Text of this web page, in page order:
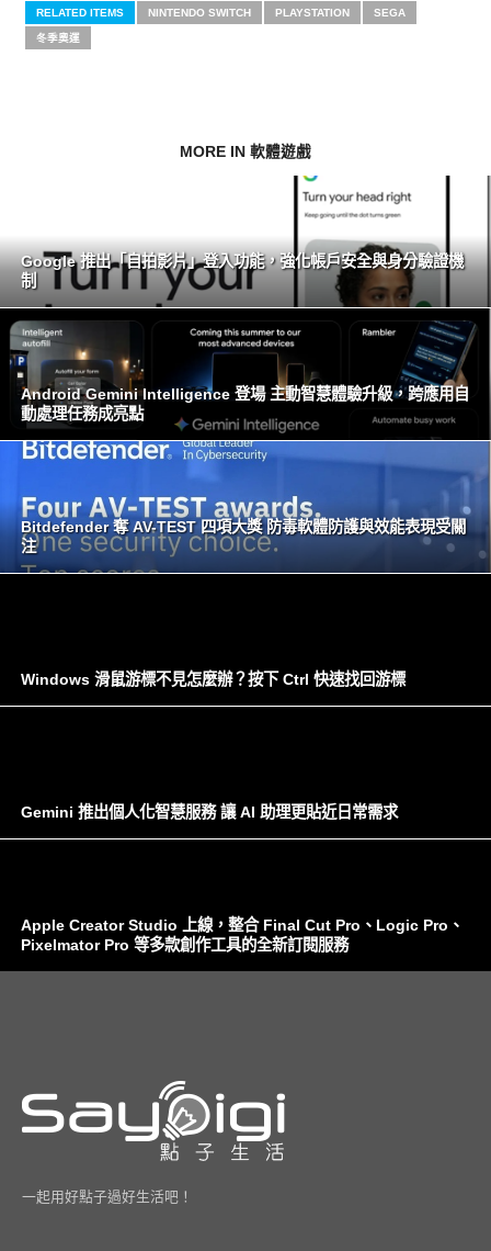
RELATED ITEMS NINTENDO SWITCH PLAYSTATION SEGA
冬季奧運
MORE IN 軟體遊戲
Google 推出「自拍影片」登入功能，強化帳戶安全與身分驗證機
制
Android Gemini Intelligence 登場 主動智慧體驗升級，跨應用自
動處理任務成亮點
Bitdefender 奪 AV-TEST 四項大獎 防毒軟體防護與效能表現受關
注
Windows 滑鼠游標不見怎麼辦？按下 Ctrl 快速找回游標
Gemini 推出個人化智慧服務 讓 AI 助理更貼近日常需求
Apple Creator Studio 上線，整合 Final Cut Pro、Logic Pro、
Pixelmator Pro 等多款創作工具的全新訂閱服務
一起用好點子過好生活吧！